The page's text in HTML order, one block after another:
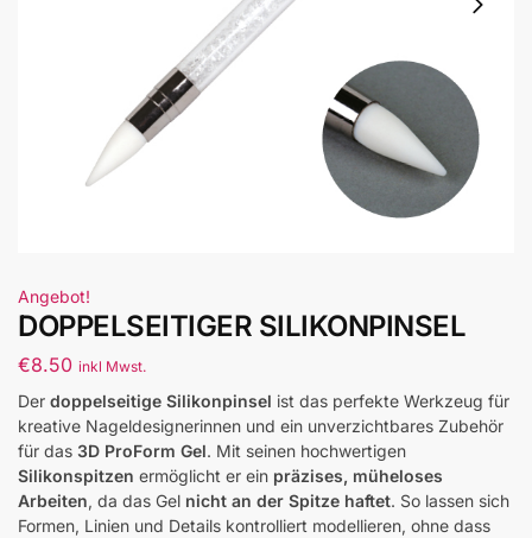
Angebot!
DOPPELSEITIGER SILIKONPINSEL
€8.50 inkl Mwst.
Der doppelseitige Silikonpinsel ist das perfekte Werkzeug für
kreative Nageldesignerinnen und ein unverzichtbares Zubehör
für das 3D ProForm Gel. Mit seinen hochwertigen
Silikonspitzen ermöglicht er ein präzises, müheloses
Arbeiten, da das Gel nicht an der Spitze haftet. So lassen sich
Formen, Linien und Details kontrolliert modellieren, ohne dass